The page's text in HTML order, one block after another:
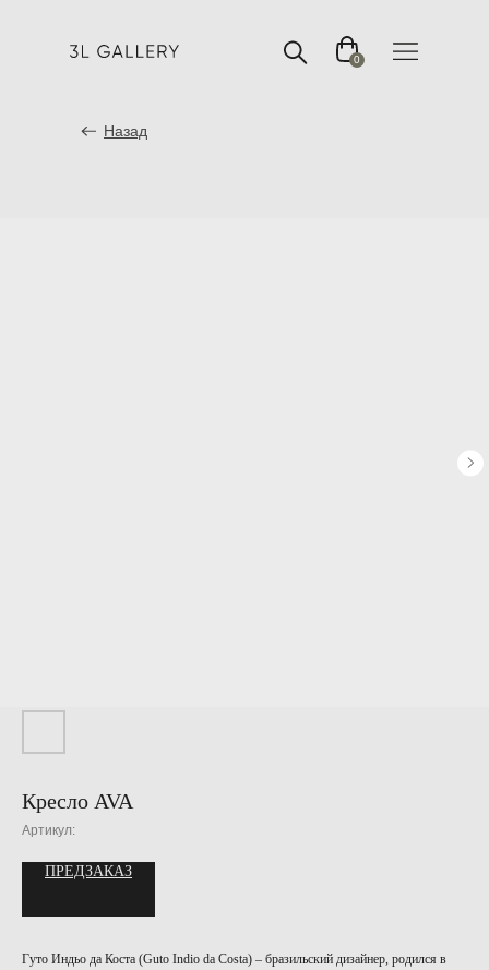
0
Назад
Кресло AVA
Артикул:
ПРЕДЗАКАЗ
Гуто Индьо да Коста (Guto Indio da Costa) – бразильский дизайнер, родился в